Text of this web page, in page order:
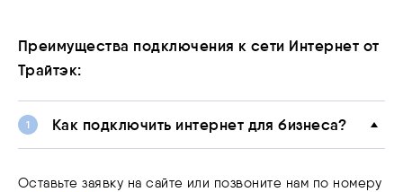
Преимущества подключения к сети Интернет от
Трайтэк:
Как подключить интернет для бизнеса?
Оставьте заявку на сайте или позвоните нам по номеру